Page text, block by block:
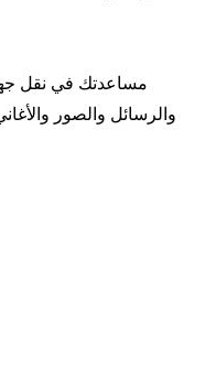
والرسائل والصور